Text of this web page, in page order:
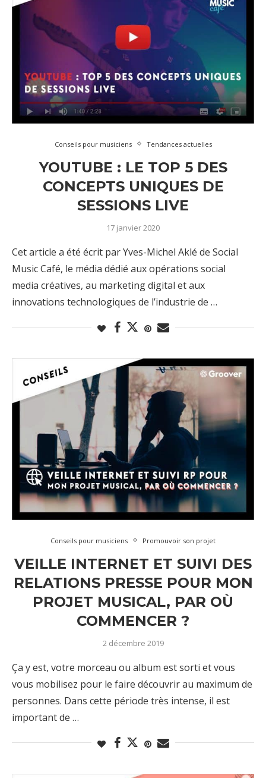
Conseils pour musiciens Tendances actuelles
YOUTUBE : LE TOP 5 DES
CONCEPTS UNIQUES DE
SESSIONS LIVE
17 janvier 2020
Cet article a été écrit par Yves-Michel Aklé de Social
Music Café, le média dédié aux opérations social
media créatives, au marketing digital et aux
innovations technologiques de l’industrie de …
Conseils pour musiciens Promouvoir son projet
VEILLE INTERNET ET SUIVI DES
RELATIONS PRESSE POUR MON
PROJET MUSICAL, PAR OÙ
COMMENCER ?
2 décembre 2019
Ça y est, votre morceau ou album est sorti et vous
vous mobilisez pour le faire découvrir au maximum de
personnes. Dans cette période très intense, il est
important de …